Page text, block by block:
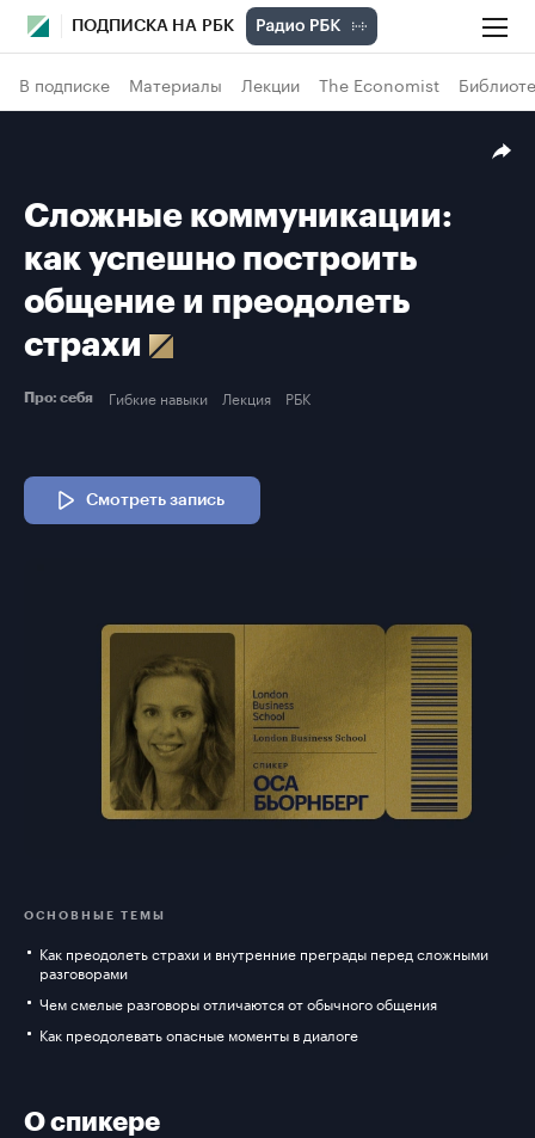
ПОДПИСКА НА РБК
В подписке Материалы Лекции The Economist
Сложные коммуникации:
как успешно построить
общение и преодолеть
страхи
Про: себя Гибкие навыки Лекция РБК
Смотреть запись
ОСНОВНЫЕ ТЕМЫ
Как преодолеть страхи и внутренние преграды перед сложными
разговорами
Чем смелые разговоры отличаются от обычного общения
Как преодолевать опасные моменты в диалоге
О спикере